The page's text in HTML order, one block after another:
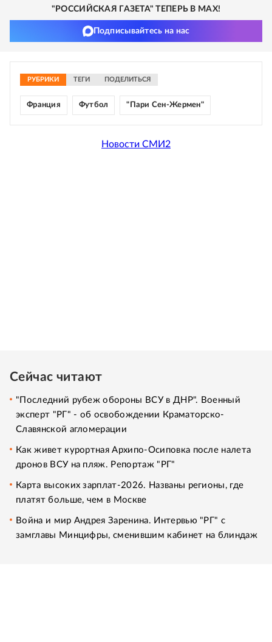
"РОССИЙСКАЯ ГАЗЕТА" ТЕПЕРЬ В MAX!
Подписывайтесь на нас
РУБРИКИ ТЕГИ ПОДЕЛИТЬСЯ
Франция Футбол "Пари Сен-Жермен"
Новости СМИ2
Сейчас читают
"Последний рубеж обороны ВСУ в ДНР". Военный
эксперт "РГ" - об освобождении Краматорско-
Славянской агломерации
Как живет курортная Архипо-Осиповка после налета
дронов ВСУ на пляж. Репортаж "РГ"
Карта высоких зарплат-2026. Названы регионы, где
платят больше, чем в Москве
Война и мир Андрея Заренина. Интервью "РГ" с
замглавы Минцифры, сменившим кабинет на блиндаж